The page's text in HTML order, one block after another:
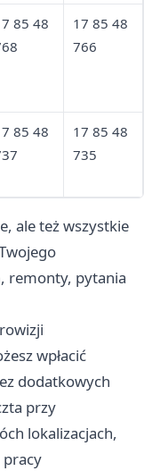
85 48
17 85 48
766
85 48
17 85 48
735
ale też wszystkie
remonty, pytania
wpłacić
dodatkowych
przy
lokalizacjach,
pracy